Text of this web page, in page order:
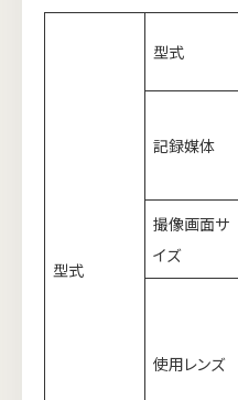
型式
型式
記録媒体
撮像画面サ
イズ
使用レンズ